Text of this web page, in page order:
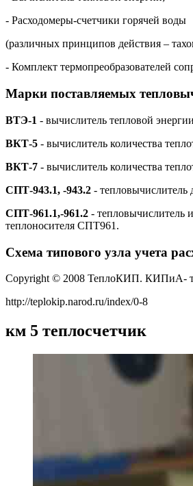
- Расходомеры-счетчики горячей воды
(различных принципов действия –
- Комплект термопреобразователей
Марки поставляемых
ВТЭ-1 - вычислитель тепловой
ВКТ-5 - вычислитель количества
ВКТ-7 - вычислитель количества
СПТ-943.1, -943.2 - тепловычислитель
СПТ-961.1,-961.2 - тепловычислитель
теплоносителя СПТ961.
Схема типового узла учета
Copyright © 2008 ТеплоКИП. КИПиА-
http://teplokip.narod.ru/index/0-8
км 5 теплосчетчик